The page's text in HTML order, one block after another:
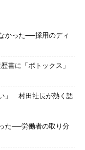
かった──採用のディ
書に「ボトックス」
」 村田社長が熱く語
た──労働者の取り分